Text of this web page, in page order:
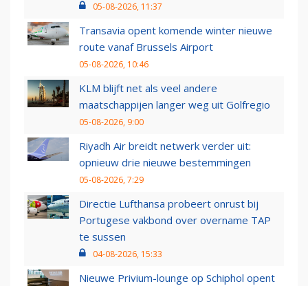
05-08-2026, 11:37
Transavia opent komende winter nieuwe
route vanaf Brussels Airport
05-08-2026, 10:46
KLM blijft net als veel andere
maatschappijen langer weg uit Golfregio
05-08-2026, 9:00
Riyadh Air breidt netwerk verder uit:
opnieuw drie nieuwe bestemmingen
05-08-2026, 7:29
Directie Lufthansa probeert onrust bij
Portugese vakbond over overname TAP
te sussen
04-08-2026, 15:33
Nieuwe Privium-lounge op Schiphol opent